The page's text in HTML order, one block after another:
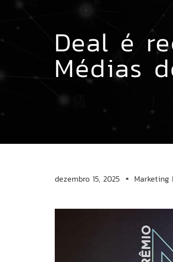
Deal é
Médias
dezembro 15, 2025 Marketing